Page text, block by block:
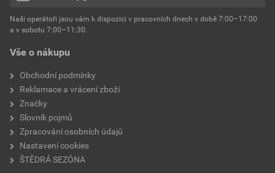
Environmentální prohlášení výrobku
Stáhnout
Velikost
hmotnost 25 kg
typ výrobku
faktor difuzního odporu
Vše o nákupu
Obchodní podmínky
Reklamace a vrácení zboží
Značky
Slovník pojmů
Zpracování osobních údajů
Nastavení cookies
ŠTĚDRÁ SEZÓNA
Naši operátoři jsou vám k dispozici v pracovních dnech v době 7:00–17:00
a v sobotu 7:00–11:30.